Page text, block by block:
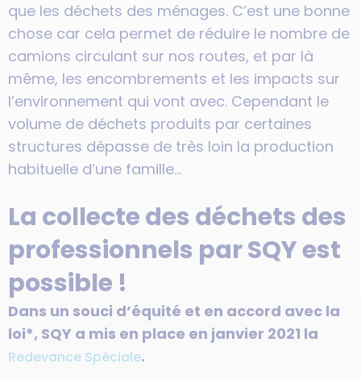
que les déchets des ménages. C’est une bonne
chose car cela permet de réduire le nombre de
camions circulant sur nos routes, et par là
même, les encombrements et les impacts sur
l’environnement qui vont avec. Cependant le
volume de déchets produits par certaines
structures dépasse de très loin la production
habituelle d’une famille…
La collecte des déchets des
professionnels par SQY est
possible !
Dans un souci d’équité et en accord avec la
loi*, SQY a mis en place en janvier 2021 la
Redevance Spéciale.